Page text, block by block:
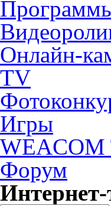
Онлайн-
TV
Игры
WEACOM
Форум